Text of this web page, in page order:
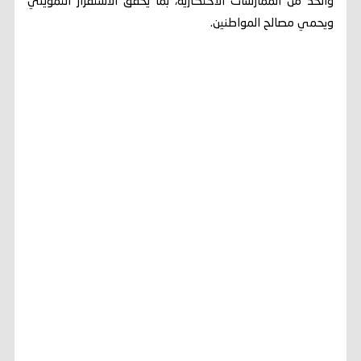
ويحمي مصالح المواطنين.